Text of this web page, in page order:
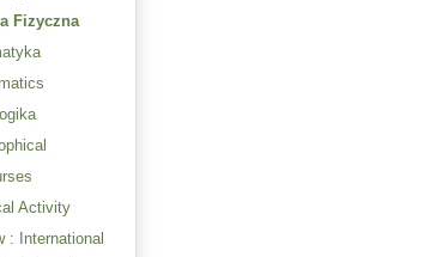
Fizyczna
Activity
: International